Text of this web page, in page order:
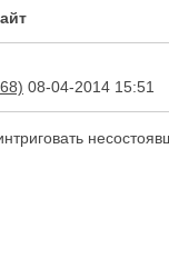
08-04-2014 15:51